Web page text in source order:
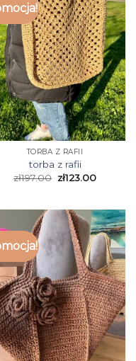
TORBA Z RAFII
torba z rafii
zł197.00 zł123.00